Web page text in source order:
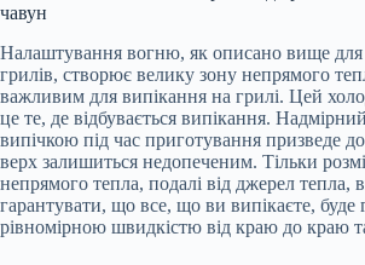
чавун
Налаштування вогню, як описано вище для
грилів, створює велику зону непрямого
важливим для випікання на грилі. Цей
це те, де відбувається випікання.
випічкою під час приготування призведе
верх залишиться недопеченим. Тільки
непрямого тепла, подалі від джерел тепла,
гарантувати, що все, що ви випікаєте, буде
рівномірною швидкістю від краю до краю